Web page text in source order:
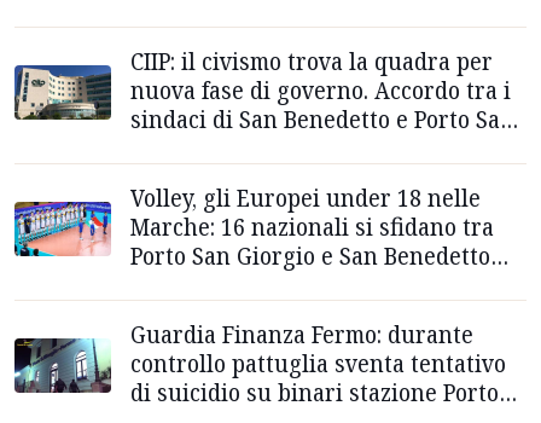
CIIP: il civismo trova la quadra per
nuova fase di governo. Accordo tra i
sindaci di San Benedetto e Porto San
Volley, gli Europei under 18 nelle
Marche: 16 nazionali si sfidano tra
Porto San Giorgio e San Benedetto
Guardia Finanza Fermo: durante
controllo pattuglia sventa tentativo
di suicidio su binari stazione Porto